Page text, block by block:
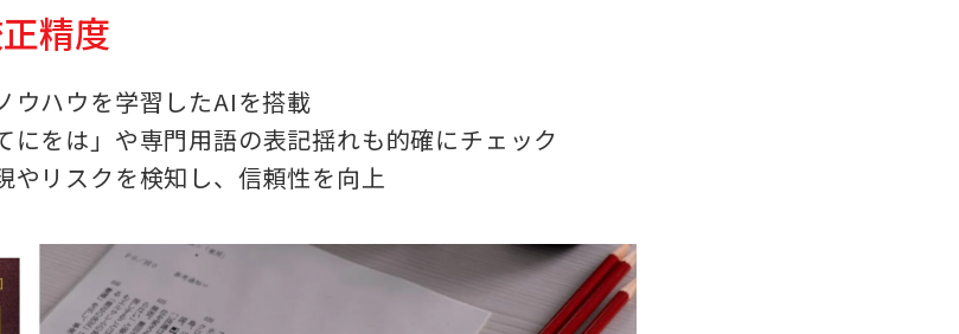
精度
ウハウを学習したAIを搭載
にをは」や専門用語の表記揺れも的確にチェック
やリスクを検知し、信頼性を向上